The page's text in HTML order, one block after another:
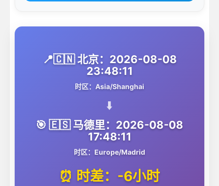
📍🇨🇳 北京：2026-08-08
23:48:11
时区：Asia/Shanghai
⬇️
🎯 🇪🇸 马德里：2026-08-08
17:48:11
时区：Europe/Madrid
⏰ 时差：-6小时